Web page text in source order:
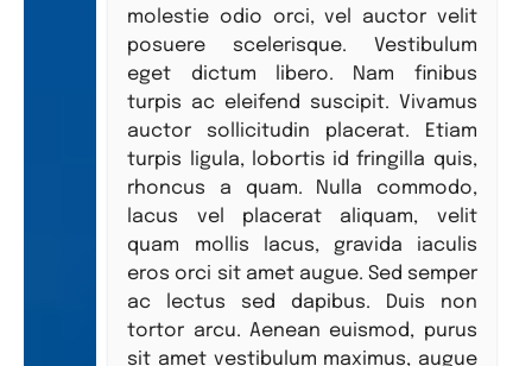
molestie odio orci, vel auctor velit
posuere scelerisque. Vestibulum
eget dictum libero. Nam finibus
turpis ac eleifend suscipit. Vivamus
auctor sollicitudin placerat. Etiam
turpis ligula, lobortis id fringilla quis,
rhoncus a quam. Nulla commodo,
lacus vel placerat aliquam, velit
quam mollis lacus, gravida iaculis
eros orci sit amet augue. Sed semper
ac lectus sed dapibus. Duis non
tortor arcu. Aenean euismod, purus
sit amet vestibulum maximus, augue